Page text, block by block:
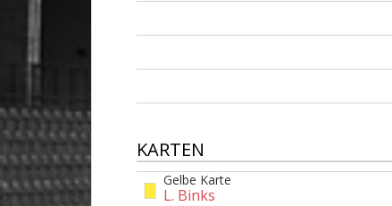
KARTEN
Gelbe Karte
L. Binks